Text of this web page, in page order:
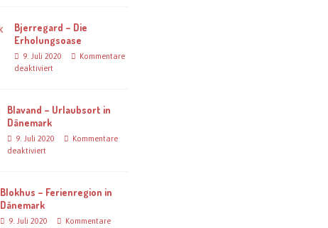
Bjerregard – Die
Erholungsoase
9. Juli 2020
Kommentare
deaktiviert
Blavand – Urlaubsort in
Dänemark
9. Juli 2020
Kommentare
deaktiviert
Blokhus – Ferienregion in
Dänemark
9. Juli 2020
Kommentare